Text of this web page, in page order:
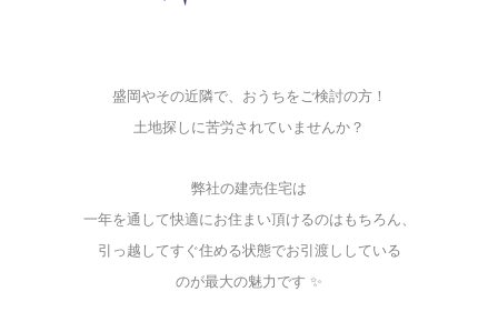
盛岡やその近隣で、おうちをご検討の方！
土地探しに苦労されていませんか？
弊社の建売住宅は
一年を通して快適にお住まい頂けるのはもちろん、
引っ越してすぐ住める状態でお引渡ししている
のが最大の魅力です ✨